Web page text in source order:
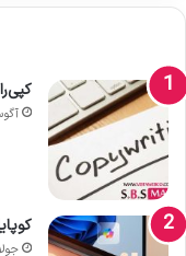
آگوست
جولای